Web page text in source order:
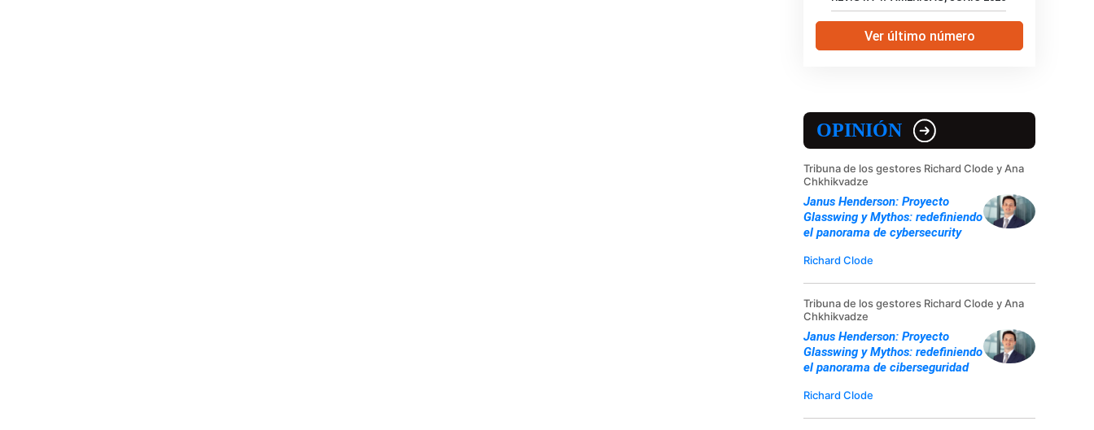
Ver último número
OPINIÓN
Tribuna de los gestores Richard Clode y Ana
Chkhikvadze
Janus Henderson: Proyecto
Glasswing y Mythos: redefiniendo
el panorama de cybersecurity
Richard Clode
Tribuna de los gestores Richard Clode y Ana
Chkhikvadze
Janus Henderson: Proyecto
Glasswing y Mythos: redefiniendo
el panorama de ciberseguridad
Richard Clode